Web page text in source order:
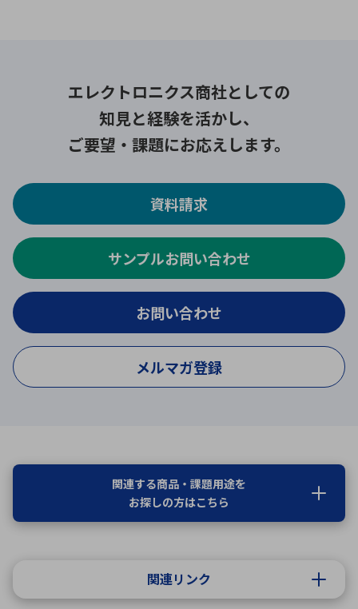
エレクトロニクス商社としての
知見と経験を活かし、
ご要望・課題にお応えします。
資料請求
サンプルお問い合わせ
お問い合わせ
メルマガ登録
関連する商品・課題用途を
お探しの方はこちら
関連リンク